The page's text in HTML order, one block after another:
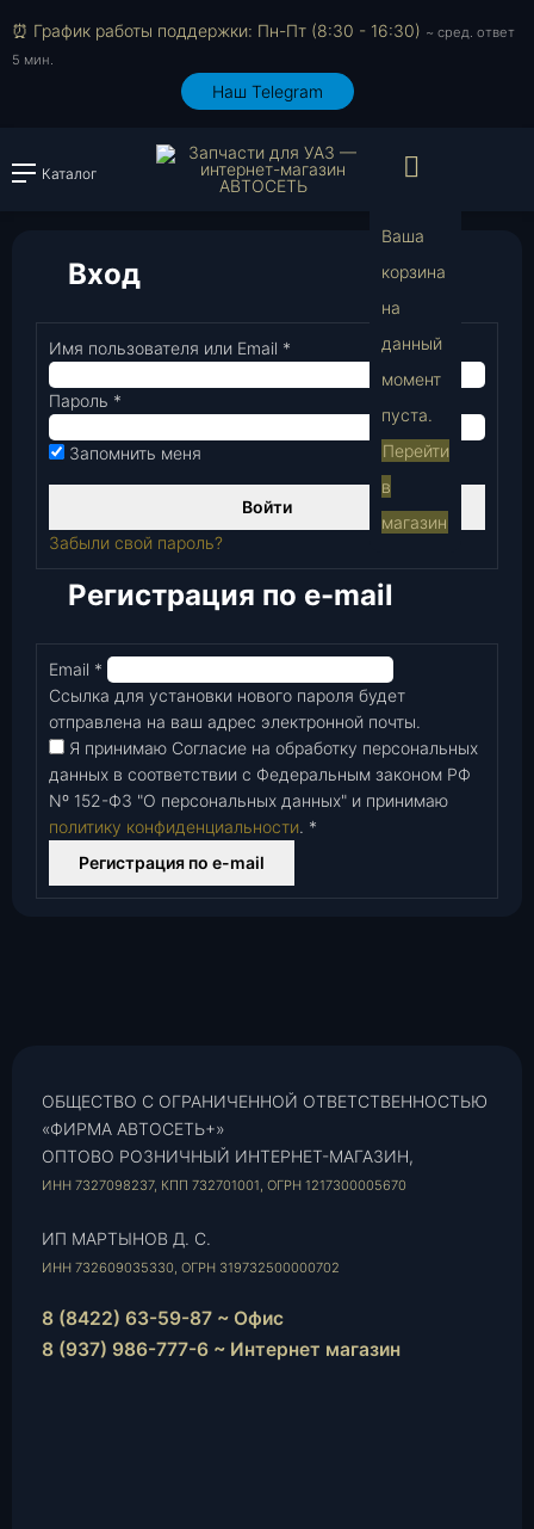
⏰ График работы поддержки: Пн-Пт (8:30 - 16:30) ~ сред. ответ
5 мин.
Наш Telegram
Каталог Войти или
Ваша
корзина
на
данный
момент
пуста.
Перейти
в
магазин
Вход
Имя пользователя или Email * Обязательно
Пароль *
Запомнить меня
Войти
Забыли свой пароль?
Регистрация по e-mail
Email *
Ссылка для установки нового пароля будет
отправлена ​​на ваш адрес электронной почты.
Я принимаю Согласие на обработку персональных
данных в соответствии с Федеральным законом РФ
Nº 152-Ф3 "О персональных данных" и принимаю
политику конфиденциальности. *
Регистрация по e-mail
ОБЩЕСТВО С ОГРАНИЧЕННОЙ ОТВЕТСТВЕННОСТЬЮ
«ФИРМА АВТОСЕТЬ+»
ОПТОВО РОЗНИЧНЫЙ ИНТЕРНЕТ-МАГАЗИН,
ИНН 7327098237, КПП 732701001, ОГРН 1217300005670
ИП МАРТЫНОВ Д. С.
ИНН 732609035330, ОГРН 319732500000702
8 (8422) 63-59-87 ~ Офис
8 (937) 986-777-6 ~ Интернет магазин